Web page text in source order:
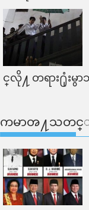
င္​လို႔ တရား႐ုံး
ကမာၻ႔သတင္